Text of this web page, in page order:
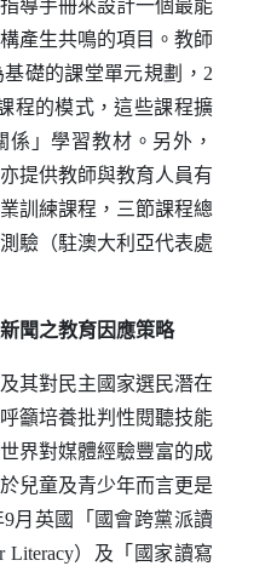
導手冊來設計一個最能
產生共鳴的項目。教師
礎的課堂單元規劃，2
程的模式，這些課程擴
」學習教材。另外，
提供教師與教育人員有
訓練課程，三節課程總
驗（駐澳大利亞代表處
聞之教育因應策略
對民主國家選民潛在
籲培養批判性閱聽技能
界對媒體經驗豐富的成
兒童及青少年而言更是
月英國「國會跨黨派讀
Literacy）及「國家讀寫